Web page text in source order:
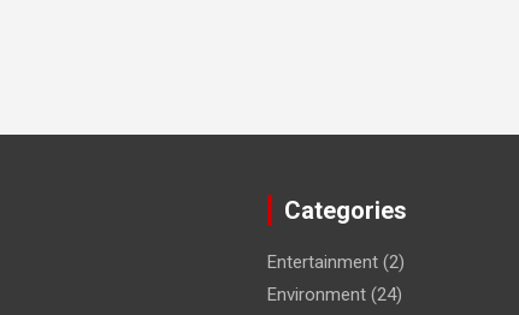
Categories
Entertainment (2)
Environment (24)